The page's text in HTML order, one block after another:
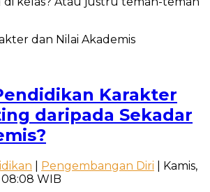
Karakter
daripada Sekadar
Pengembangan Diri | Kamis,
WIB